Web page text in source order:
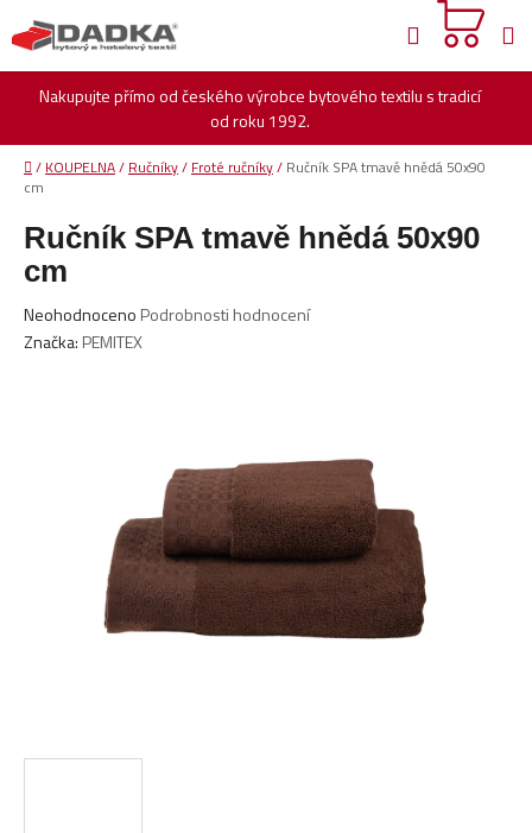
na
obsah
Nakupujte přímo od českého výrobce bytového textilu s tradicí
od roku 1992.
Hledat
Domů
/ KOUPELNA/ Ručníky/ Froté ručníky/ Ručník SPA tmavě hnědá 50x90
cm
Ručník SPA tmavě hnědá 50x90
cm
Průměrné
hodnocení
Neohodnoceno Podrobnosti hodnocení
Značka: PEMITEX